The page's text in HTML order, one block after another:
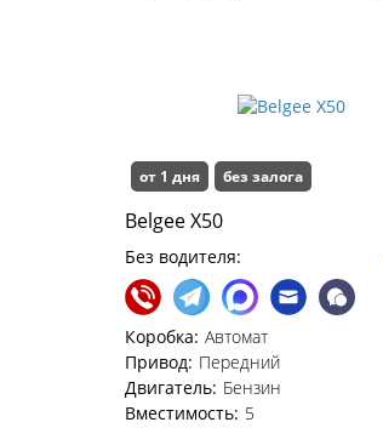
от 1 дня без залога
Belgee X50
Без водителя:
Коробка: Автомат
Привод: Передний
Двигатель: Бензин
Вместимость: 5